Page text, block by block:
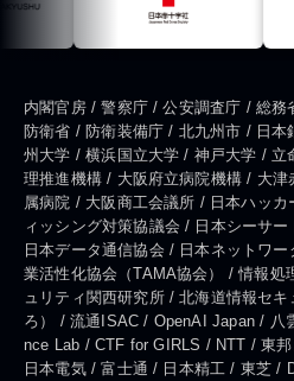
内閣官房 / 警察庁 / 公安調査庁 / 総
防衛省 / 防衛装備庁 / 北九州市 / 日
州大学 / 横浜国立大学 / 神戸大学 /
理推進機構 / 大阪府立病院機構 / 大
属病院 / 大阪商工会議所 / 日本ハッ
ィッシング対策協議会 / 日本シーサ
日本データ通信協会 / 日本ネットワ
業活性化協会（TAMA協会） / 情報処
ュリティ関西研究所 / 北海道情報セ
ろ） / 流通ISAC / OpenAI Japan / 八
nce Lab / CTF for GIRLS / NTT / 東
日本電気 / 富士通 / 日本精工 / 東芝 /